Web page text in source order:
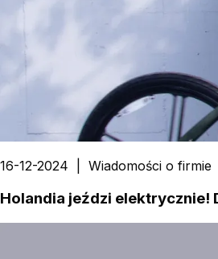
16-12-2024 Wiadomości o firmie
Holandia jeździ elektrycznie!